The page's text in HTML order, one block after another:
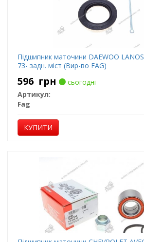
Підшипник маточини DAEWOO
73- задн. міст (Вир-во FAG)
596 грн
сьогодні
Артикул:
Fag
КУПИТИ